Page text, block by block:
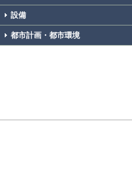
設備
都市計画・都市環境